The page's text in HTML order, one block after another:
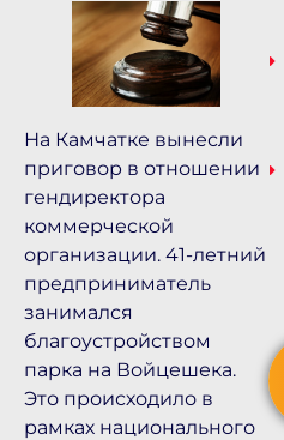
На Камчатке вынесли
приговор в отношении
гендиректора
коммерческой
организации. 41-летний
предприниматель
занимался
благоустройством
парка на Войцешека.
Это происходило в
рамках национального